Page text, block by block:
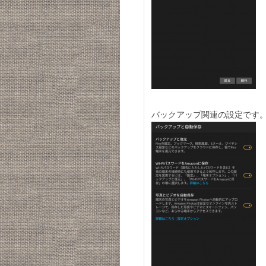
バックアップ関連の設定です